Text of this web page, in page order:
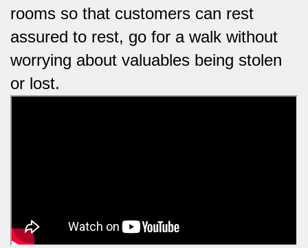
rooms so that customers can rest
assured to rest, go for a walk without
worrying about valuables being stolen
or lost.